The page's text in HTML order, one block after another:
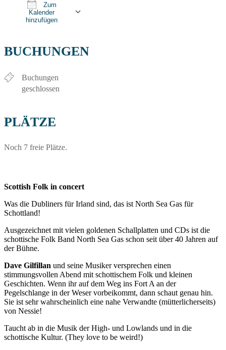
Zum
Kalender
hinzufügen
BUCHUNGEN
Buchungen
geschlossen
PLÄTZE
Noch 7 freie Plätze.
Scottish Folk in concert
Was die Dubliners für Irland sind, das ist North Sea Gas für
Schottland!
Ausgezeichnet mit vielen goldenen Schallplatten und CDs ist die
schottische Folk Band North Sea Gas schon seit über 40 Jahren auf
der Bühne.
Dave Gilfillan und seine Musiker versprechen einen
stimmungsvollen Abend mit schottischem Folk und kleinen
Geschichten. Wenn ihr auf dem Weg ins Fort A an der
Pegelschlange in der Weser vorbeikommt, dann schaut genau hin.
Sie ist sehr wahrscheinlich eine nahe Verwandte (mütterlicherseits)
von Nessie!
Taucht ab in die Musik der High- und Lowlands und in die
schottische Kultur. (They love to be weird!)